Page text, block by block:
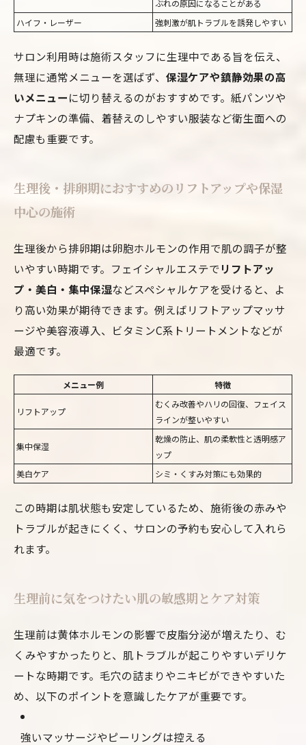
ぶれの原因になることがある
ハイフ・レーザー
強刺激が肌トラブルを誘発しやすい
サロン利用時は施術スタッフに生理中である旨を伝え、
無理に通常メニューを選ばず、 保湿ケアや鎮静効果の高
いメニューに切り替えるのがおすすめです。紙パンツや
ナプキンの準備、着替えのしやすい服装など衛生面への
配慮も重要です。
生理後・排卵期におすすめのリフトアップや保湿
中心の施術
生理後から排卵期は卵胞ホルモンの作用で肌の調子が整
いやすい時期です。フェイシャルエステでリフトアッ
プ・美白・集中保湿などスペシャルケアを受けると、よ
り高い効果が期待できます。例えばリフトアップマッサ
ージや美容液導入、ビタミンC系トリートメントなどが
最適です。
メニュー例 特徴
リフトアップ
むくみ改善やハリの回復、フェイス
ラインが整いやすい
集中保湿
乾燥の防止、肌の柔軟性と透明感ア
ップ
美白ケア
シミ・くすみ対策にも効果的
この時期は肌状態も安定しているため、施術後の赤みや
トラブルが起きにくく、サロンの予約も安心して入れら
れます。
生理前に気をつけたい肌の敏感期とケア対策
生理前は黄体ホルモンの影響で皮脂分泌が増えたり、む
くみやすかったりと、肌トラブルが起こりやすいデリケ
ートな時期です。毛穴の詰まりやニキビができやすいた
め、以下のポイントを意識したケアが重要です。
強いマッサージやピーリングは控える